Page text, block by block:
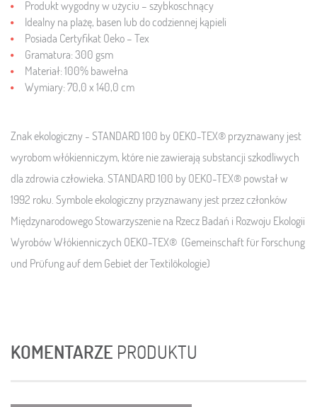
Produkt wygodny w użyciu – szybkoschnący
Idealny na plażę, basen lub do codziennej kąpieli
Posiada Certyfikat Oeko – Tex
Gramatura: 300 gsm
Materiał: 100% bawełna
Wymiary: 70,0 x 140,0 cm
Znak ekologiczny - STANDARD 100 by OEKO-TEX® przyznawany jest
wyrobom włókienniczym, które nie zawierają substancji szkodliwych
dla zdrowia człowieka. STANDARD 100 by OEKO-TEX® powstał w
1992 roku. Symbole ekologiczny przyznawany jest przez członków
Międzynarodowego Stowarzyszenie na Rzecz Badań i Rozwoju Ekologii
Wyrobów Włókienniczych OEKO-TEX® (Gemeinschaft für Forschung
und Prüfung auf dem Gebiet der Textilökologie)
KOMENTARZE PRODUKTU